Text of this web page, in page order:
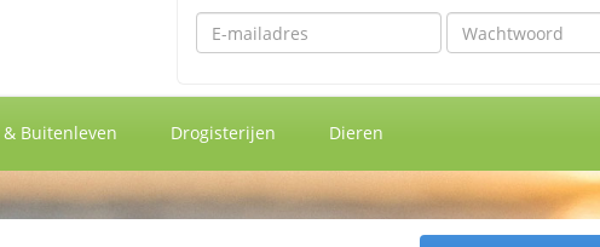
Emailadres Wachtwoord
Buitenleven Drogisterijen Dieren